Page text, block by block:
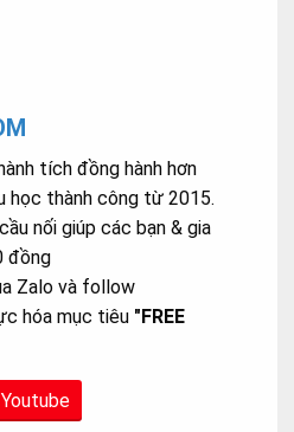
tích đồng hành hơn
học thành công từ 2015.
nối giúp các bạn & gia
đồng
Zalo và follow
hóa mục tiêu "FREE
Youtube